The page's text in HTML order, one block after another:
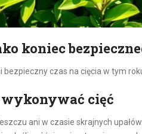
koniec
bezpieczny czas na cięcia w tym
cięć
ani w czasie skrajnych